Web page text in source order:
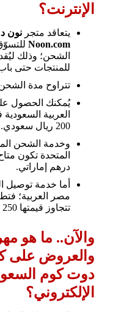
الإنترنت؟
يتعاقد متجر نون
Noon.com
الشحن؛ وذلك
للمنتجات حتى
تتراوح مدة الشحن
يُمكنك الحصول
العربية
200 ريال سعودي.
وخدمة الشحن
درهم إماراتي.
أما خدمة توصيل
مصر العربية؛
تتجاوز قيمتها 250 جنيه مصري.
والآن.. ما هو
والعروض على
الإلكتروني؟